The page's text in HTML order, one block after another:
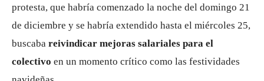
protesta, que habría comenzado la noche del domingo 21
de diciembre y se habría extendido hasta el miércoles 25,
buscaba reivindicar mejoras salariales para el
colectivo en un momento crítico como las festividades